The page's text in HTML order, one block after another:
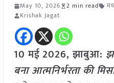
May 10, 2026 2 min read
Krishak Jagat
10 मई2026,झाबुआ:
बना आत्मनिर्भरता की